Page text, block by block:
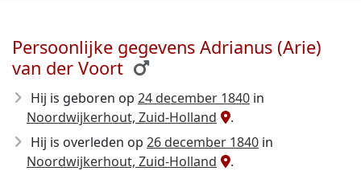
Persoonlijke gegevens Adrianus (Arie)
van der Voort
Hij is geboren op 24 december 1840 in
Noordwijkerhout, Zuid-Holland
.
Hij is overleden op 26 december 1840 in
Noordwijkerhout, Zuid-Holland
.